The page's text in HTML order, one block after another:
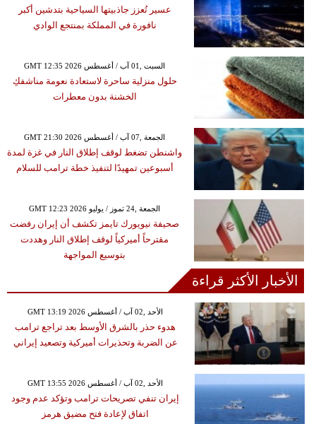
عسير تُعزز جاذبيتها السياحية بتدشين أكبر
نافورة في المملكة بمنتجع الوادي
GMT 12:35 2026 السبت ,01 آب / أغسطس
حلول منزلية ساحرة لاستعادة نعومة مناشفكِ
الخشنة بدون معطرات
GMT 21:30 2026 الجمعة ,07 آب / أغسطس
واشنطن تضغط لوقف إطلاق النار في غزة لمدة
أسبوعين تمهيدًا لتنفيذ خطة ترامب للسلام
GMT 12:23 2026 الجمعة ,24 تموز / يوليو
صحيفة نيويورك تايمز تكشف أن إيران رفضت
مقترحاً أميركياً لوقف إطلاق النار وهددت
بتوسيع المواجهة
الأخبار الأكثر قراءة
GMT 13:19 2026 الأحد ,02 آب / أغسطس
هدوء حذر بالشرق الأوسط بعد تراجع ترامب
عن الضربة وتحذيرات أميركية وتصعيد إيراني
GMT 13:55 2026 الأحد ,02 آب / أغسطس
إيران تنفي تصريحات ترامب وتؤكد عدم وجود
اتفاق لإعادة فتح مضيق هرمز